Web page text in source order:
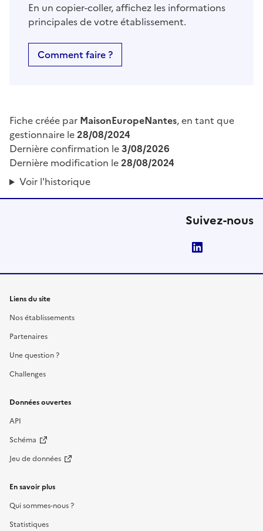
En un copier-coller, affichez les informations
principales de votre établissement.
Comment faire ?
Fiche créée par MaisonEuropeNantes, en tant que
gestionnaire le28/08/2024
Dernière confirmation le3/08/2026
Dernière modification le28/08/2024
Voir l'historique
Suivez-nous
Liens du site
Nos établissements
Partenaires
Une question ?
Challenges
Données ouvertes
API
Schéma
Jeu de données
En savoir plus
Qui sommes-nous ?
Statistiques